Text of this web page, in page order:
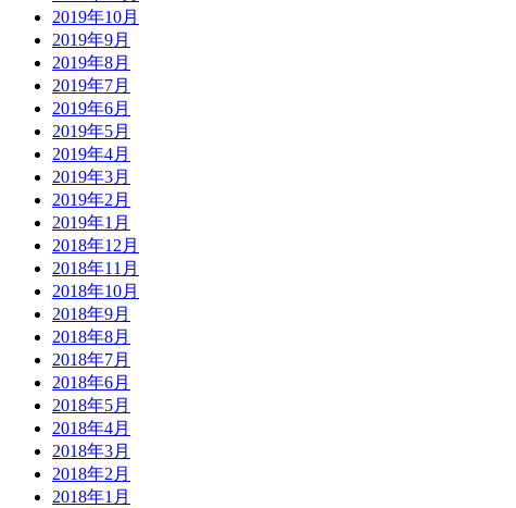
2019年10月
2019年9月
2019年8月
2019年7月
2019年6月
2019年5月
2019年4月
2019年3月
2019年2月
2019年1月
2018年12月
2018年11月
2018年10月
2018年9月
2018年8月
2018年7月
2018年6月
2018年5月
2018年4月
2018年3月
2018年2月
2018年1月